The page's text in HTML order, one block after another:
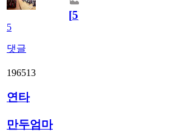
5
댓글
[5]
196513
연타
만두엄마